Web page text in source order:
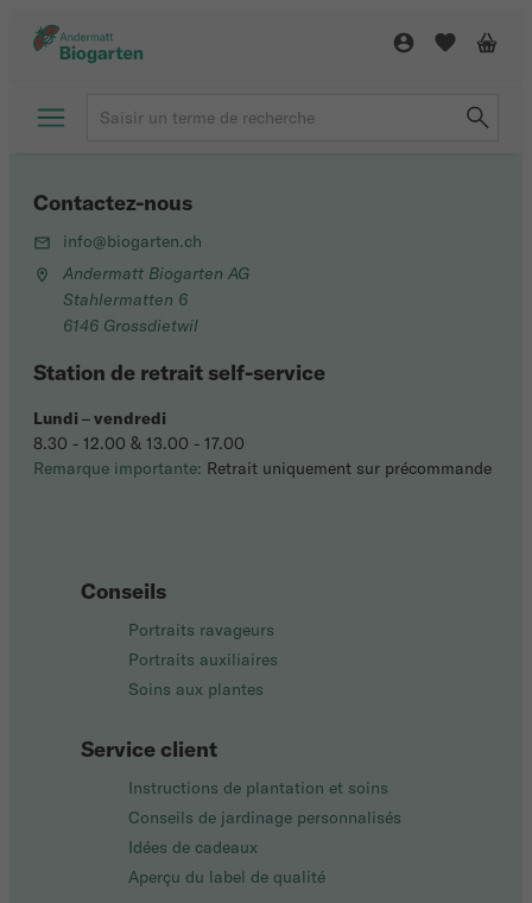
Conseils
Portraits ravageurs
Portraits auxiliaires
Soins aux plantes
Service client
Instructions de plantation et soins
Conseils de jardinage personnalisés
Idées de cadeaux
Aperçu du label de qualité
Contactez-nous
info@biogarten.ch
Andermatt Biogarten AG
Stahlermatten 6
6146 Grossdietwil
Station de retrait self-service
Lundi –vendredi
8.30 - 12.00 & 13.00 - 17.00
Remarque importante: Retrait uniquement sur précommande